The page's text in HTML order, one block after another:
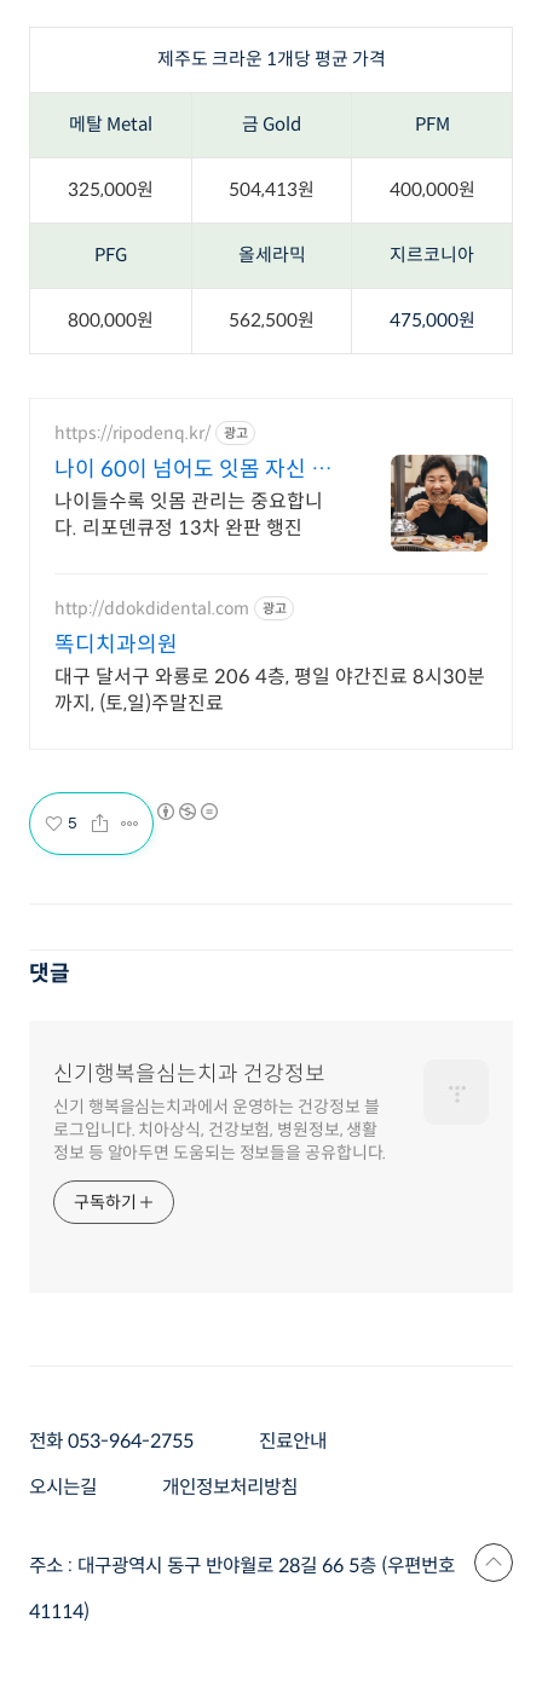
제주도 크라운 1개당 평균 가격
메탈 Metal 금 Gold PFM
325,000원 504,413원 400,000원
PFG 올세라믹 지르코니아
800,000원 562,500원 475,000원
https://ripodenq.kr/ 광고
나이 60이 넘어도 잇몸 자신 있
습니다!
나이들수록 잇몸 관리는 중요합니
다. 리포덴큐정 13차 완판 행진
http://ddokdidental.com 광고
똑디치과의원
대구 달서구 와룡로 206 4층, 평일 야간진료 8시30분
까지, (토,일)주말진료
5
댓글
신기행복을심는치과 건강정보
신기 행복을심는치과에서 운영하는 건강정보 블
로그입니다. 치아상식, 건강보험, 병원정보, 생활
정보 등 알아두면 도움되는 정보들을 공유합니다.
구독하기
전화 053-964-2755
진료안내
오시는길
개인정보처리방침
주소 : 대구광역시 동구 반야월로 28길 66 5층 (우편번호
41114)